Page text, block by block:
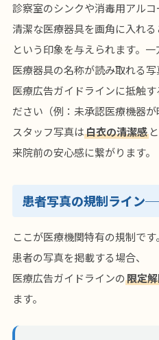
診察室のシンクや消毒用アルコ
清潔な医療器具を画角に入れる
という印象を与えられます。一
医療器具の名称が読み取れる写
医療広告ガイドラインに抵触
ださい（例：未承認医療機器が
スタッフ写真は白衣の清潔感 と
来院前の安心感に繋がります。
患者写真の規制ライン
ここが医療機関特有の規制です。
患者の写真を掲載する場合、
医療広告ガイドラインの限定
ます。